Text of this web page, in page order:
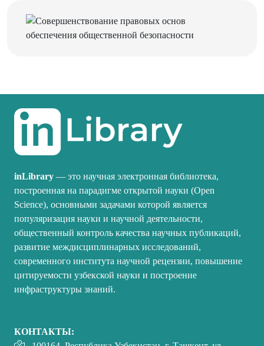
inLibrary — это научная электронная библиотека,
построенная на парадигме открытой науки (Open
Science), основными задачами которой является
популяризация науки и научной деятельности,
общественный контроль качества научных публикаций,
развитие междисциплинарных исследований,
современного института научной рецензии, повышение
цитируемости узбекской науки и построение
инфраструктуры знаний.
КОНТАКТЫ: